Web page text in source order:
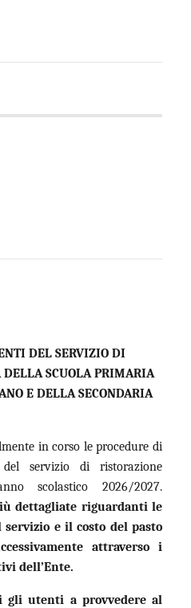
DEL SERVIZIO DI
DELLA SCUOLA PRIMARIA
E DELLA SECONDARIA
in corso le procedure di
servizio di ristorazione
scolastico 2026/2027.
dettagliate riguardanti le
e il costo del pasto
attraverso i
dell’Ente.
utenti a provvedere al